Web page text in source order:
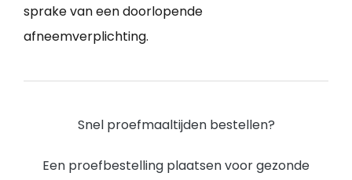
sprake van een doorlopende
afneemverplichting.
Snel proefmaaltijden bestellen?
Een proefbestelling plaatsen voor gezonde